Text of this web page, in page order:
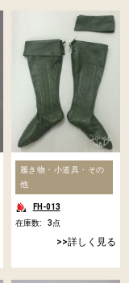
履き物・小道具・その
他
FH-013
在庫数:
3点
詳しく見る